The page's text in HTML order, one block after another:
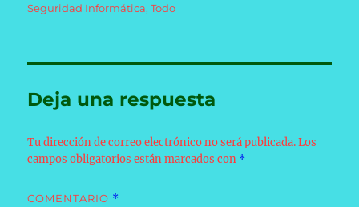
el
Seguridad Informática,Todo
Deja una respuesta
Tu dirección de correo electrónico no será publicada. Los
campos obligatorios están marcados con *
COMENTARIO *